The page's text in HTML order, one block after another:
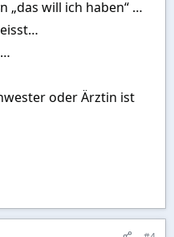
„das will ich haben“ …
oder Ärztin ist